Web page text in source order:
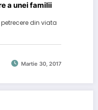
a unei familii
din viata
Martie 30, 2017